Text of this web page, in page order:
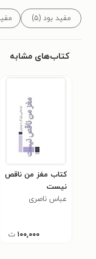
مفید بود (۵)
کتاب‌های مشابه
کتاب مغز من ناقص
نیست
عباس ناصری
۱۰۰,۰۰۰ ت